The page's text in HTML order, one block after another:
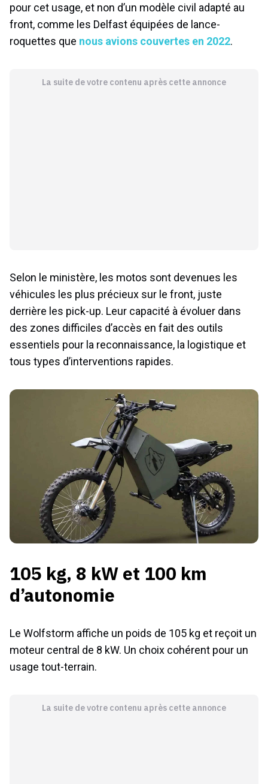
pour cet usage, et non d’un modèle civil adapté au
front, comme les Delfast équipées de lance-
roquettes que nous avions couvertes en 2022.
La suite de votre contenu après cette annonce
Selon le ministère, les motos sont devenues les
véhicules les plus précieux sur le front, juste
derrière les pick-up. Leur capacité à évoluer dans
des zones difficiles d’accès en fait des outils
essentiels pour la reconnaissance, la logistique et
tous types d’interventions rapides.
105 kg, 8 kW et 100 km
d’autonomie
Le Wolfstorm affiche un poids de 105 kg et reçoit un
moteur central de 8 kW. Un choix cohérent pour un
usage tout-terrain.
La suite de votre contenu après cette annonce